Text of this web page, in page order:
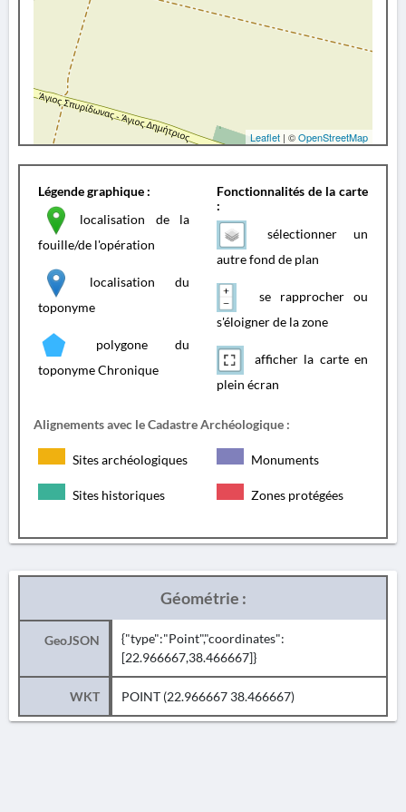
Leaflet | ©OpenStreetMap
Légende graphique :
localisation de la
fouille/de l'opération
localisation du
toponyme
polygone du
toponyme Chronique
Fonctionnalités de la carte
:
sélectionner un
autre fond de plan
se rapprocher ou
s'éloigner de la zone
afficher la carte en
plein écran
Alignements avec le Cadastre Archéologique :
Sites archéologiques Monuments
Sites historiques Zones protégées
Géométrie :
GeoJSON
{"type":"Point","coordinates":
[22.966667,38.466667]}
WKT POINT (22.966667 38.466667)